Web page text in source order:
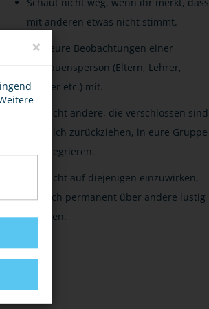
mit anderen etwas nicht stimmt.
Teilt eure Beobachtungen einer
Vertrauensperson (Eltern, Lehrer,
Trainer etc.) mit.
Versucht andere, die verschlossen sind
und sich zurückziehen, in eure Gruppe
zu integrieren.
Versucht auf diejenigen einzuwirken,
die sich permanent über andere lustig
machen.
×